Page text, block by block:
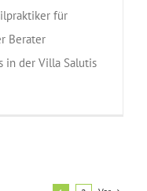
für
Berater
in der Villa Salutis